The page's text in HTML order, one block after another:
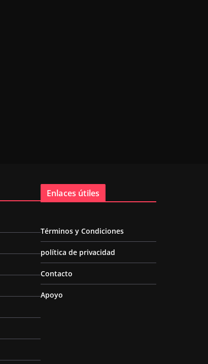
Enlaces útiles
Términos y Condiciones
política de privacidad
Contacto
Apoyo